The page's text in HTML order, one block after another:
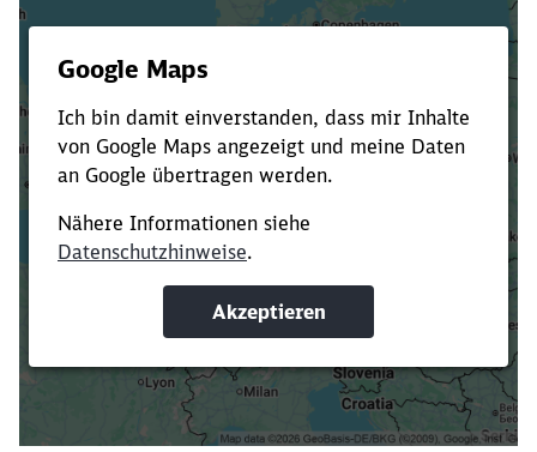
Verkürze die Ladezeit, indem du Suchbegriffe
oder Filter hinzufügst.
Suchbegriffe eingeben
Filter setzen